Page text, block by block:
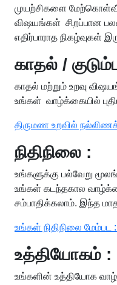
முயற்சிகளை
விஷயங்கள் சிறப்பான
எதிர்பாராத நிகழ்வுகள்
காதல் /
காதல் மற்றும் உறவு
உங்கள் வாழ்க்கையில்
திருமண உறவில்
நிதிநிலை :
உங்களுக்கு பல்வேறு
உங்கள் கடந்தகால
சம்பாதிக்கலாம். இந்த
உங்கள் நிதிநிலை மேம்பட :
உத்தியோகம் :
உங்களின் உத்தியோக